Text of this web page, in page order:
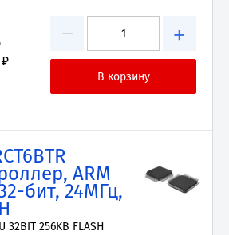
− +
ARM
бит, 24МГц,
32BIT 256KB FLASH